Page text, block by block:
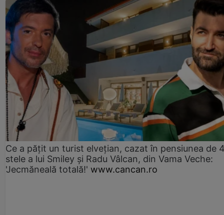
Ce a pățit un turist elvețian, cazat în pensiunea de
stele a lui Smiley și Radu Vâlcan, din Vama Veche:
'Jecmăneală totală!' www.cancan.ro